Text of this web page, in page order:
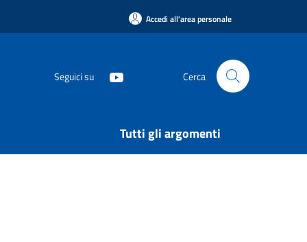
Accedi all'area personale
Seguici su Cerca
Tutti gli argomenti